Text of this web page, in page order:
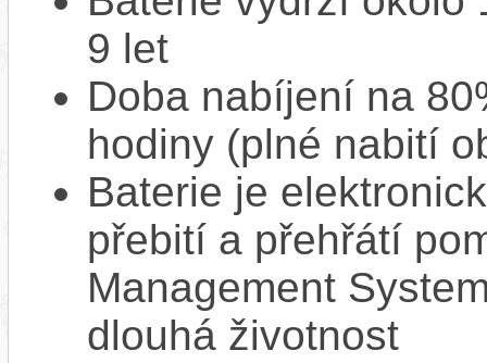
9 let
Doba nabíjení na
hodiny (plné nabití
Baterie je
přebití a přehřátí
Management
dlouhá životnost